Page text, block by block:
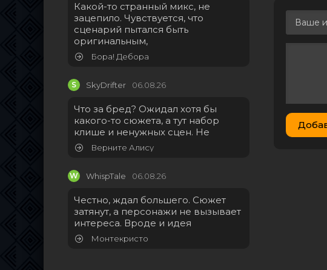
Какой-то странный микс, не
зацепило. Чувствуется, что
сценарий пытался быть
оригинальным,
Бора! Дебора
S SkyDrifter 06.08.26
Что за бред? Ожидал хотя бы
какого-то сюжета, а тут набор
клише и ненужных сцен. Не
Верните Алису
W WhispTale 06.08.26
Честно, ждал большего. Сюжет
затянут, а персонажи не вызывает
интереса. Вроде и идея
Монтекристо